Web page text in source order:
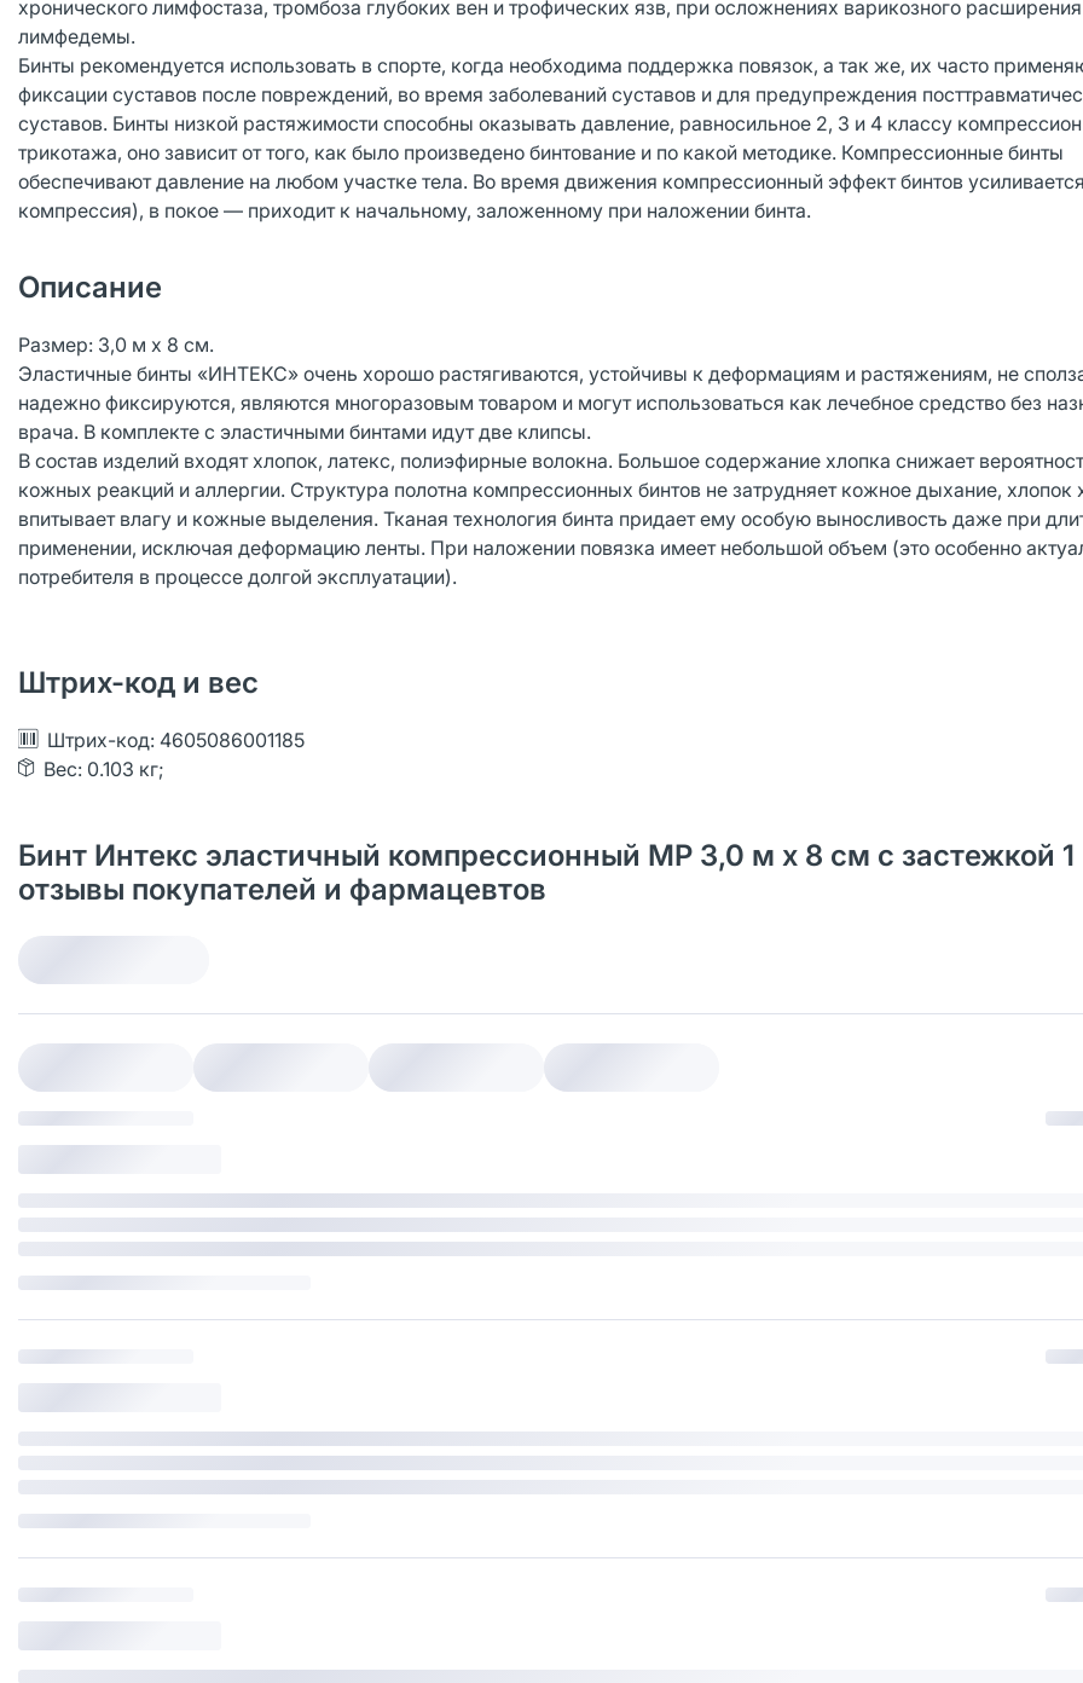
хронического лимфостаза, тромбоза глубоких вен и трофических язв, при осложнениях варикозного
лимфедемы.
Бинты рекомендуется использовать в спорте, когда необходима поддержка повязок, а так же, их часто
фиксации суставов после повреждений, во время заболеваний суставов и для предупреждения
суставов. Бинты низкой растяжимости способны оказывать давление, равносильное 2, 3 и 4 классу
трикотажа, оно зависит от того, как было произведено бинтование и по какой методике. Компрессионные бинты
обеспечивают давление на любом участке тела. Во время движения компрессионный эффект бинтов
компрессия), в покое — приходит к начальному, заложенному при наложении бинта.
Описание
Размер: 3,0 м х 8 см.
Эластичные бинты «ИНТЕКС» очень хорошо растягиваются, устойчивы к деформациям и растяжениям, не
надежно фиксируются, являются многоразовым товаром и могут использоваться как лечебное средство без
врача. В комплекте с эластичными бинтами идут две клипсы.
В состав изделий входят хлопок, латекс, полиэфирные волокна. Большое содержание хлопка снижает
кожных реакций и аллергии. Структура полотна компрессионных бинтов не затрудняет кожное дыхание, хлопок
впитывает влагу и кожные выделения. Тканая технология бинта придает ему особую выносливость даже при
применении, исключая деформацию ленты. При наложении повязка имеет небольшой объем (это особенно
потребителя в процессе долгой эксплуатации).
Штрих-код и вес
Штрих-код: 4605086001185
Вес: 0.103 кг;
Бинт Интекс эластичный компрессионный МР 3,0 м х 8 см с застежкой
отзывы покупателей и фармацевтов